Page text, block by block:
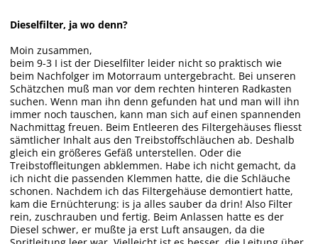
Dieselfilter, ja wo denn?
Moin zusammen,
beim 9-3 I ist der Dieselfilter leider nicht so praktisch wie
beim Nachfolger im Motorraum untergebracht. Bei unseren
Schätzchen muß man vor dem rechten hinteren Radkasten
suchen. Wenn man ihn denn gefunden hat und man will ihn
immer noch tauschen, kann man sich auf einen spannenden
Nachmittag freuen. Beim Entleeren des Filtergehäuses fliesst
sämtlicher Inhalt aus den Treibstoffschläuchen ab. Deshalb
gleich ein größeres Gefäß unterstellen. Oder die
Treibstoffleitungen abklemmen. Habe ich nicht gemacht, da
ich nicht die passenden Klemmen hatte, die die Schläuche
schonen. Nachdem ich das Filtergehäuse demontiert hatte,
kam die Ernüchterung: is ja alles sauber da drin! Also Filter
rein, zuschrauben und fertig. Beim Anlassen hatte es der
Diesel schwer, er mußte ja erst Luft ansaugen, da die